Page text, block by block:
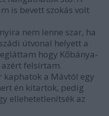
is bevett szokás volt
nem lenne szar, ha
útvonal helyett a
hogy Kőbánya-
felsírtam.
kaphatok a Mávtól egy
én kitartok, pedig
ellehetetlenítsék az